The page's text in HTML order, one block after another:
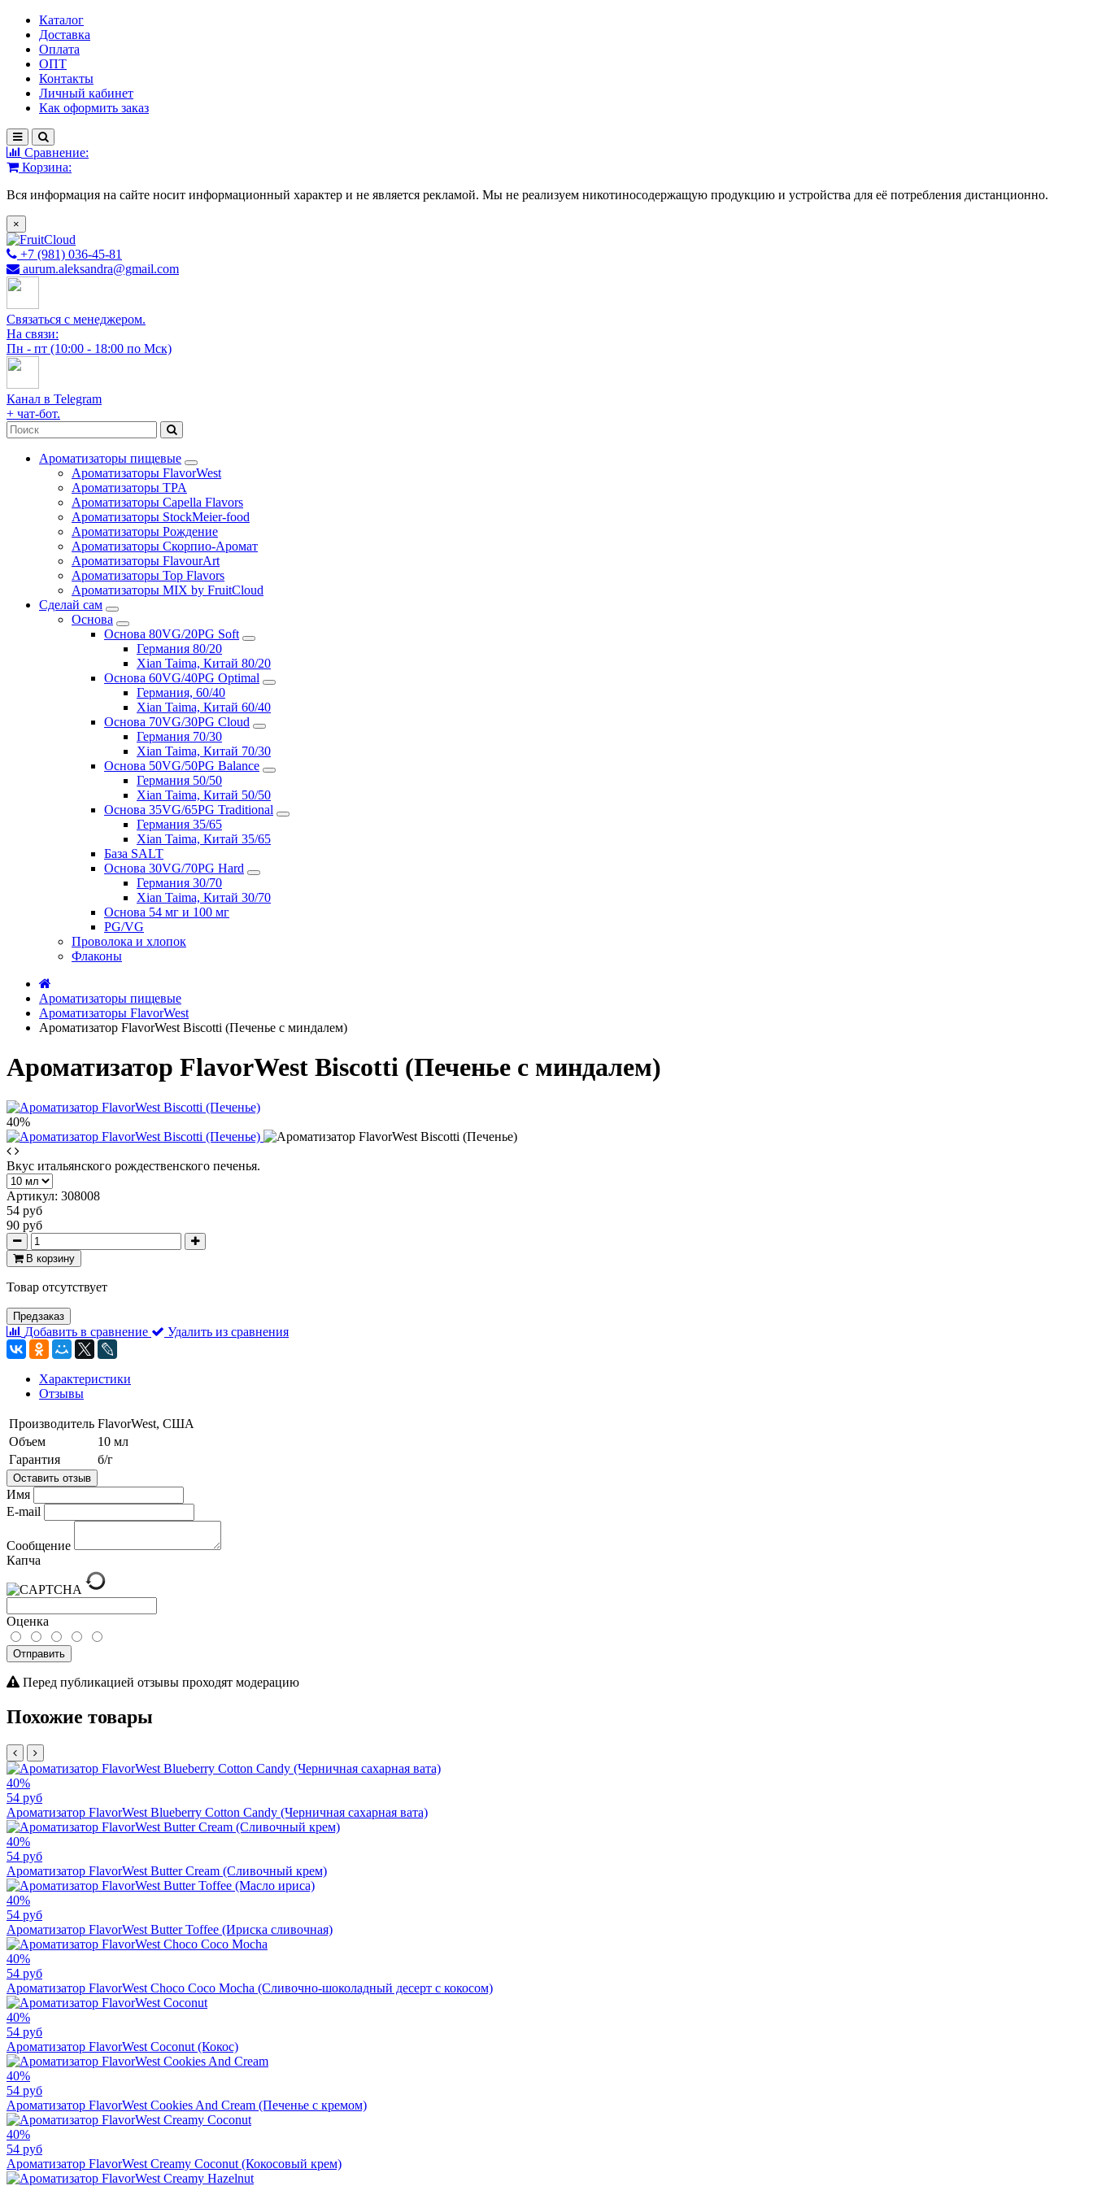
Каталог
Доставка
Оплата
ОПТ
Контакты
Личный кабинет
Как оформить заказ
Сравнение:
Корзина:
Вся информация на сайте носит информационный характер и не является рекламой. Мы не реализуем никотиносодержащую продукцию и устройства для её потребления дистанционно.
×
+7 (981) 036-45-81
aurum.aleksandra@gmail.com
Связаться с менеджером.
На связи:
Пн - пт (10:00 - 18:00 по Мск)
Канал в Telegram
+ чат-бот.
Ароматизаторы пищевые
Ароматизаторы FlavorWest
Ароматизаторы TPA
Ароматизаторы Capella Flavors
Ароматизаторы StockMeier-food
Ароматизаторы Рождение
Ароматизаторы Скорпио-Аромат
Ароматизаторы FlavourArt
Ароматизаторы Top Flavors
Ароматизаторы MIX by FruitCloud
Сделай сам
Основа
Основа 80VG/20PG Soft
Германия 80/20
Xian Taima, Китай 80/20
Основа 60VG/40PG Optimal
Германия, 60/40
Xian Taima, Китай 60/40
Основа 70VG/30PG Cloud
Германия 70/30
Xian Taima, Китай 70/30
Основа 50VG/50PG Balance
Германия 50/50
Xian Taima, Китай 50/50
Основа 35VG/65PG Traditional
Германия 35/65
Xian Taima, Китай 35/65
База SALT
Основа 30VG/70PG Hard
Германия 30/70
Xian Taima, Китай 30/70
Основа 54 мг и 100 мг
PG/VG
Проволока и хлопок
Флаконы
Ароматизаторы пищевые
Ароматизаторы FlavorWest
Ароматизатор FlavorWest Biscotti (Печенье с миндалем)
Ароматизатор FlavorWest Biscotti (Печенье с миндалем)
40%
Вкус итальянского рождественского печенья.
Артикул: 308008
54 руб
90 руб
В корзину
Товар отсутствует
Предзаказ
Добавить в сравнение Удалить из сравнения
Характеристики
Отзывы
Производитель FlavorWest, США
Объем
10 мл
Гарантия
б/г
Оставить отзыв
Имя
E-mail
Сообщение
Капча
Оценка
Отправить
Перед публикацией отзывы проходят модерацию
Похожие товары
40%
54 руб
Ароматизатор FlavorWest Blueberry Cotton Candy (Черничная сахарная вата)
40%
54 руб
Ароматизатор FlavorWest Butter Cream (Сливочный крем)
40%
54 руб
Ароматизатор FlavorWest Butter Toffee (Ириска сливочная)
40%
54 руб
Ароматизатор FlavorWest Choco Coco Mocha (Сливочно-шоколадный десерт с кокосом)
40%
54 руб
Ароматизатор FlavorWest Coconut (Кокос)
40%
54 руб
Ароматизатор FlavorWest Cookies And Cream (Печенье с кремом)
40%
54 руб
Ароматизатор FlavorWest Creamy Coconut (Кокосовый крем)